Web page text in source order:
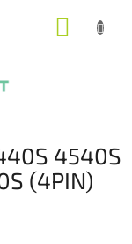
4540S
(4PIN)